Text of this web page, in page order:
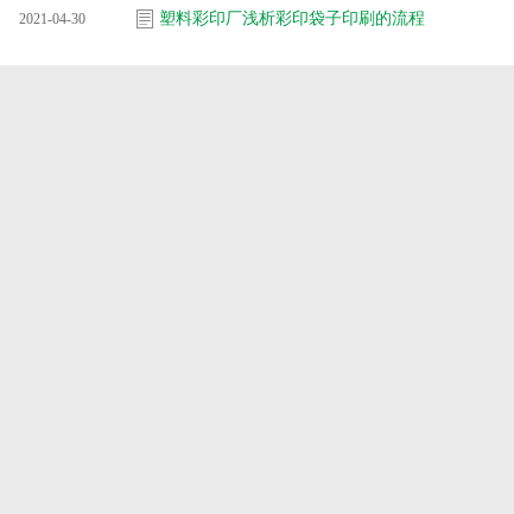
2021-04-30 塑料彩印厂浅析彩印袋子印刷的流程